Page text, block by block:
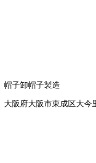
帽子卸帽子製造
大阪府大阪市東成区大今